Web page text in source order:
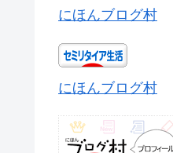
にほんブログ村
にほんブログ村